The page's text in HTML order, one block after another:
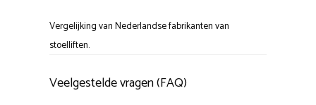
Vergelijking van Nederlandse fabrikanten van
stoelliften.
Veelgestelde vragen (FAQ)